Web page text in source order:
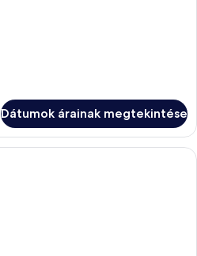
Dátumok árainak megtekintése